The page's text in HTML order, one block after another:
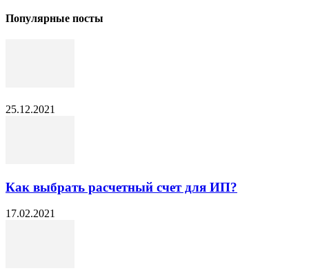
Популярные посты
25.12.2021
Как выбрать расчетный счет для ИП?
17.02.2021